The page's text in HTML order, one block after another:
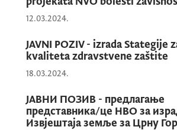
12.03.2024.
JAVNI POZIV - izrada Stategije
kvaliteta zdravstvene zaštite
18.03.2024.
ЈАВНИ ПОЗИВ - предлагање
представника/це НВО за
Извјештаја земље за Црну